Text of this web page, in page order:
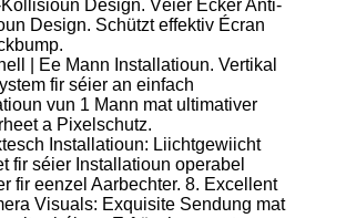
Design. Véier Ecker Anti-
Design. Schützt effektiv Écran
| Ee Mann Installatioun. Vertikal
fir séier an einfach
vun 1 Mann mat ultimativer
a Pixelschutz.
Installatioun: Liichtgewiicht
fir séier Installatioun operabel
fir eenzel Aarbechter. 8. Excellent
Visuals: Exquisite Sendung mat